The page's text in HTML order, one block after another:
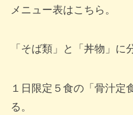
メニュー表はこちら。
「そば類」と「丼物」に
１日限定５食の「骨汁定
る。